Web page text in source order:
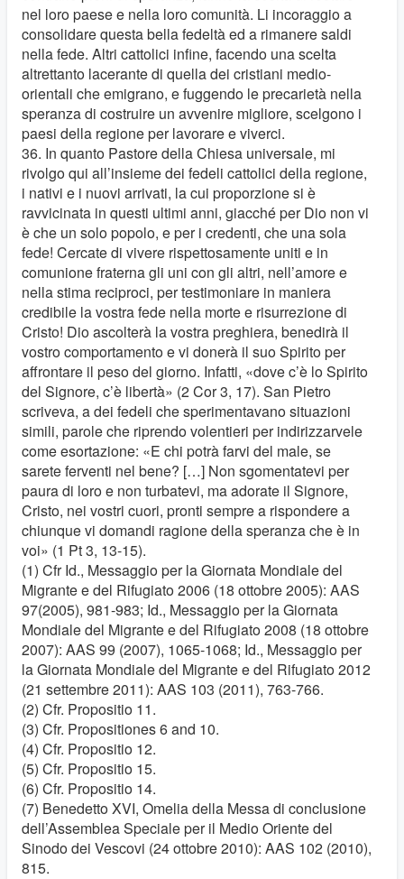
nel loro paese e nella loro comunità. Li incoraggio a
consolidare questa bella fedeltà ed a rimanere saldi
nella fede. Altri cattolici infine, facendo una scelta
altrettanto lacerante di quella dei cristiani medio-
orientali che emigrano, e fuggendo le precarietà nella
speranza di costruire un avvenire migliore, scelgono i
paesi della regione per lavorare e viverci.
36. In quanto Pastore della Chiesa universale, mi
rivolgo qui all’insieme dei fedeli cattolici della regione,
i nativi e i nuovi arrivati, la cui proporzione si è
ravvicinata in questi ultimi anni, giacché per Dio non vi
è che un solo popolo, e per i credenti, che una sola
fede! Cercate di vivere rispettosamente uniti e in
comunione fraterna gli uni con gli altri, nell’amore e
nella stima reciproci, per testimoniare in maniera
credibile la vostra fede nella morte e risurrezione di
Cristo! Dio ascolterà la vostra preghiera, benedirà il
vostro comportamento e vi donerà il suo Spirito per
affrontare il peso del giorno. Infatti, «dove c’è lo Spirito
del Signore, c’è libertà» (2 Cor 3, 17). San Pietro
scriveva, a dei fedeli che sperimentavano situazioni
simili, parole che riprendo volentieri per indirizzarvele
come esortazione: «E chi potrà farvi del male, se
sarete ferventi nel bene? […] Non sgomentatevi per
paura di loro e non turbatevi, ma adorate il Signore,
Cristo, nei vostri cuori, pronti sempre a rispondere a
chiunque vi domandi ragione della speranza che è in
voi» (1 Pt 3, 13-15).
(1) Cfr Id., Messaggio per la Giornata Mondiale del
Migrante e del Rifugiato 2006 (18 ottobre 2005): AAS
97(2005), 981-983; Id., Messaggio per la Giornata
Mondiale del Migrante e del Rifugiato 2008 (18 ottobre
2007): AAS 99 (2007), 1065-1068; Id., Messaggio per
la Giornata Mondiale del Migrante e del Rifugiato 2012
(21 settembre 2011): AAS 103 (2011), 763-766.
(2) Cfr. Propositio 11.
(3) Cfr. Propositiones 6 and 10.
(4) Cfr. Propositio 12.
(5) Cfr. Propositio 15.
(6) Cfr. Propositio 14.
(7) Benedetto XVI, Omelia della Messa di conclusione
dell’Assemblea Speciale per il Medio Oriente del
Sinodo dei Vescovi (24 ottobre 2010): AAS 102 (2010),
815.